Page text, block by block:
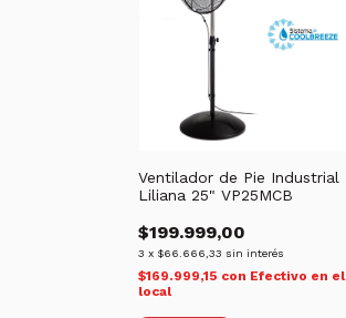
Ventilador de Pie Industrial
Liliana 25" VP25MCB
$199.999,00
3 x $66.666,33 sin interés
$169.999,15 con Efectivo en el
local